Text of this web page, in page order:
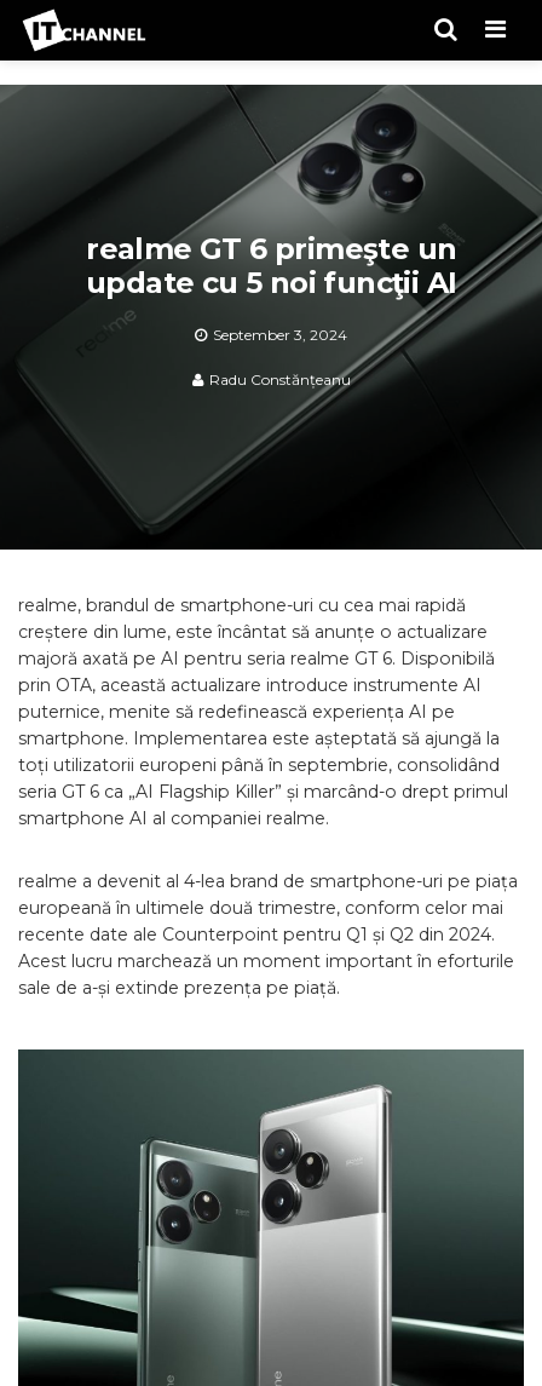
realme GT 6 primeşte un
update cu 5 noi funcţii AI
September 3, 2024
Radu Constănțeanu
realme, brandul de smartphone-uri cu cea mai rapidă
creștere din lume, este încântat să anunțe o actualizare
majoră axată pe AI pentru seria realme GT 6. Disponibilă
prin OTA, această actualizare introduce instrumente AI
puternice, menite să redefinească experiența AI pe
smartphone. Implementarea este așteptată să ajungă la
toți utilizatorii europeni până în septembrie, consolidând
seria GT 6 ca „AI Flagship Killer” și marcând-o drept primul
smartphone AI al companiei realme.
realme a devenit al 4-lea brand de smartphone-uri pe piața
europeană în ultimele două trimestre, conform celor mai
recente date ale Counterpoint pentru Q1 și Q2 din 2024.
Acest lucru marchează un moment important în eforturile
sale de a-și extinde prezența pe piață.